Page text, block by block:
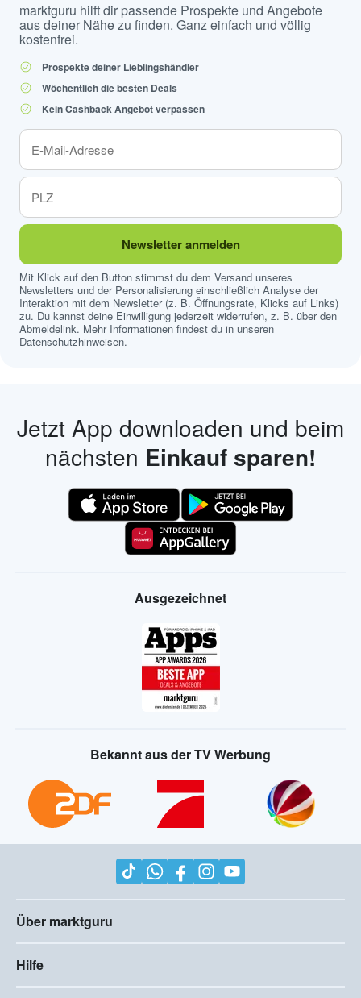
marktguru hilft dir passende Prospekte und Angebote
aus deiner Nähe zu finden. Ganz einfach und völlig
kostenfrei.
Prospekte deiner Lieblingshändler
Wöchentlich die besten Deals
Kein Cashback Angebot verpassen
Newsletter anmelden
Mit Klick auf den Button stimmst du dem Versand unseres
Newsletters und der Personalisierung einschließlich Analyse der
Interaktion mit dem Newsletter (z. B. Öffnungsrate, Klicks auf Links)
zu. Du kannst deine Einwilligung jederzeit widerrufen, z. B. über den
Abmeldelink. Mehr Informationen findest du in unseren
Datenschutzhinweisen.
Jetzt App downloaden und beim
nächsten Einkauf sparen!
Ausgezeichnet
Bekannt aus der TV Werbung
Über marktguru
Hilfe